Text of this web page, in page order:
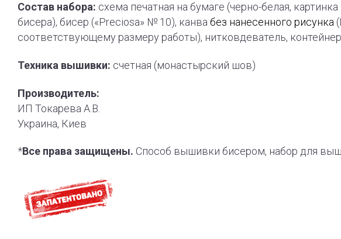
Состав набора: схема печатная на бумаге (черно-белая,
бисера), бисер («Preciosa» № 10), канва без нанесенного рисунка
соответствующему размеру работы), нитковдеватель,
Техника вышивки: счетная (монастырский шов)
Производитель:
ИП Токарева А.В.
Украина, Киев
*Все права защищены. Способ вышивки бисером, набор для